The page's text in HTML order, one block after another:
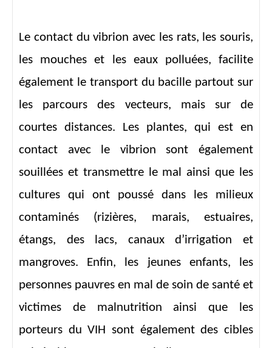
Le contact du vibrion avec les rats, les souris,
les mouches et les eaux polluées, facilite
également le transport du bacille partout sur
les parcours des vecteurs, mais sur de
courtes distances. Les plantes, qui est en
contact avec le vibrion sont également
souillées et transmettre le mal ainsi que les
cultures qui ont poussé dans les milieux
contaminés (rizières, marais, estuaires,
étangs, des lacs, canaux d’irrigation et
mangroves. Enfin, les jeunes enfants, les
personnes pauvres en mal de soin de santé et
victimes de malnutrition ainsi que les
porteurs du VIH sont également des cibles